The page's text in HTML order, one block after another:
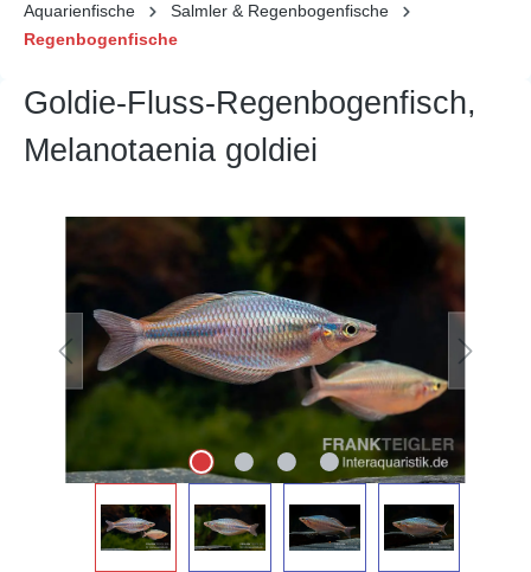
Aquarienfische
Salmler & Regenbogenfische
Regenbogenfische
Goldie-Fluss-Regenbogenfisch,
Melanotaenia goldiei
Bildergalerie überspringen